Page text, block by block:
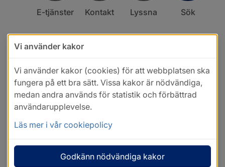
E-tjänster Kontakt Lyssna Sök
Vi använder kakor
Vi använder kakor (cookies) för att webbplatsen ska
fungera på ett bra sätt. Vissa kakor är nödvändiga,
medan andra används för statistik och förbättrad
användarupplevelse.
Läs mer i vår cookiepolicy
Godkänn nödvändiga kakor